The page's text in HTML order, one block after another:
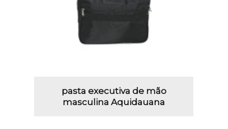
pasta executiva de mão
masculina Aquidauana